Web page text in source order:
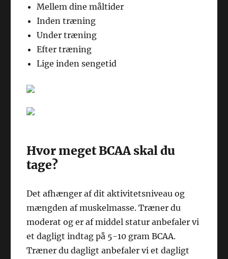
Mellem dine måltider
Inden træning
Under træning
Efter træning
Lige inden sengetid
Hvor meget BCAA skal du
tage?
Det afhænger af dit aktivitetsniveau og
mængden af muskelmasse. Træner du
moderat og er af middel statur anbefaler vi
et dagligt indtag på 5-10 gram BCAA.
Træner du dagligt anbefaler vi et dagligt